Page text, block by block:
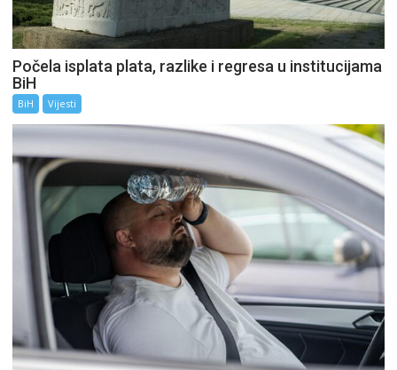
Počela isplata plata, razlike i regresa u institucijama
BiH
BiH Vijesti